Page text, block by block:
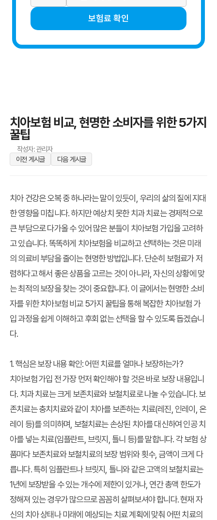
보험료 확인
치아보험 비교, 현명한 소비자를 위한 5가지
꿀팁
작성자: 관리자
이전 게시글
다음 게시글
치아 건강은 오복 중 하나라는 말이 있듯이, 우리의 삶의 질에 지대
한 영향을 미칩니다. 하지만 예상치 못한 치과 치료는 경제적으로
큰 부담으로 다가올 수 있어 많은 분들이 치아보험 가입을 고려하
고 있습니다. 똑똑하게 치아보험을 비교하고 선택하는 것은 미래
의 의료비 부담을 줄이는 현명한 방법입니다. 단순히 보험료가 저
렴하다고 해서 좋은 상품을 고르는 것이 아니라, 자신의 상황에 맞
는 최적의 보장을 찾는 것이 중요합니다. 이 글에서는 현명한 소비
자를 위한 치아보험 비교 5가지 꿀팁을 통해 복잡한 치아보험 가
입 과정을 쉽게 이해하고 후회 없는 선택을 할 수 있도록 돕겠습니
다.
1. 핵심은 보장 내용 확인: 어떤 치료를 얼마나 보장하는가?
치아보험 가입 전 가장 먼저 확인해야 할 것은 바로 보장 내용입니
다. 치과 치료는 크게 보존치료와 보철치료로 나눌 수 있습니다. 보
존치료는 충치치료와 같이 치아를 보존하는 치료(레진, 인레이, 온
레이 등)를 의미하며, 보철치료는 손상된 치아를 대신하여 인공 치
아를 넣는 치료(임플란트, 브릿지, 틀니 등)를 말합니다. 각 보험 상
품마다 보존치료와 보철치료의 보장 범위와 횟수, 금액이 크게 다
릅니다. 특히 임플란트나 브릿지, 틀니와 같은 고액의 보철치료는
1년에 보장받을 수 있는 개수에 제한이 있거나, 연간 총액 한도가
정해져 있는 경우가 많으므로 꼼꼼히 살펴보셔야 합니다. 현재 자
신의 치아 상태나 미래에 예상되는 치료 계획에 맞춰 어떤 치료의